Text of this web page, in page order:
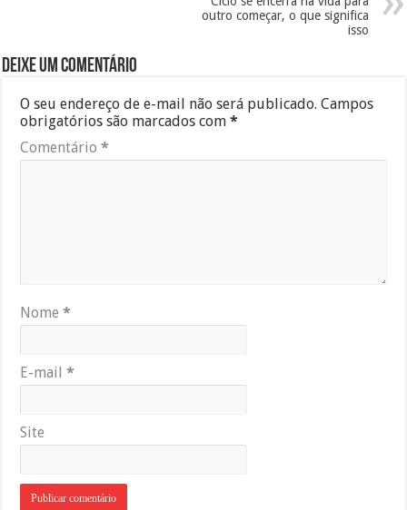
outro começar, o que significa
isso
Deixe um comentário
O seu endereço de e-mail não será publicado. Campos
obrigatórios são marcados com*
Comentário*
Nome*
E-mail*
Site